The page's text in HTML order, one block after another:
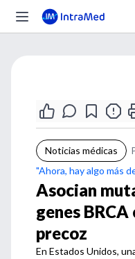
Noticias médicas
"Ahora, hay algo más
Asocian
genes
precoz
En Estados Unidos,